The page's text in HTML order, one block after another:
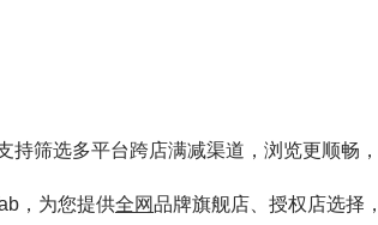
持筛选多平台跨店满减渠道，浏览更顺畅
，为您提供全网品牌旗舰店、授权店选择